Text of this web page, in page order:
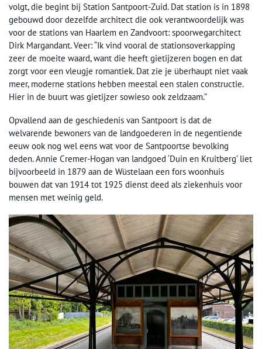
volgt, die begint bij Station Santpoort-Zuid. Dat station is in 1898
gebouwd door dezelfde architect die ook verantwoordelijk was
voor de stations van Haarlem en Zandvoort: spoorwegarchitect
Dirk Margandant. Veer: “Ik vind vooral de stationsoverkapping
zeer de moeite waard, want die heeft gietijzeren bogen en dat
zorgt voor een vleugje romantiek. Dat zie je überhaupt niet vaak
meer, moderne stations hebben meestal een stalen constructie.
Hier in de buurt was gietijzer sowieso ook zeldzaam.”
Opvallend aan de geschiedenis van Santpoort is dat de
welvarende bewoners van de landgoederen in de negentiende
eeuw ook nog wel eens wat voor de Santpoortse bevolking
deden. Annie Cremer-Hogan van landgoed ‘Duin en Kruitberg’ liet
bijvoorbeeld in 1879 aan de Wüstelaan een fors woonhuis
bouwen dat van 1914 tot 1925 dienst deed als ziekenhuis voor
mensen met weinig geld.